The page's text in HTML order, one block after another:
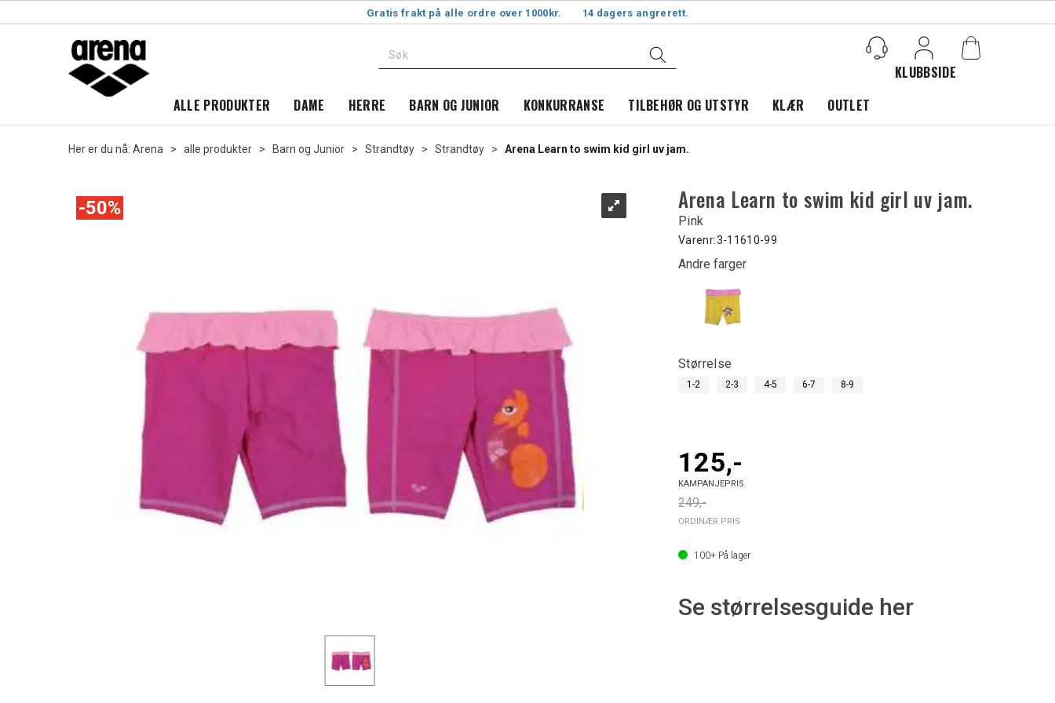
Gratis frakt på alle ordre over 1000kr. 14 dagers angrerett.
Logg inn
ALLE PRODUKTER DAME HERRE BARN OG JUNIOR KONKURRANSE TILBEHØR OG UTSTYR KLÆR OUTLET
KLUBBSIDE
Her er du nå: Arena > alle produkter > Barn og Junior > Strandtøy > Strandtøy > Arena Learn to swim kid girl uv jam.
50% Arena Learn to swim kid girl uv jam.
Pink
Varenr:3-11610-99
Andre farger
Størrelse
1-2 2-3 4-5 6-7 8-9
125,-
KAMPANJEPRIS
249,-
ORDINÆR PRIS
100+ På lager
Se størrelsesguide her